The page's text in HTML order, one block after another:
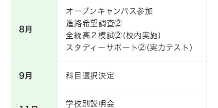
8月
オープンキャンパス参加
進路希望調査②
全統高２模試②(校内実施)
スタディーサポート②(実力テスト)
9月 科目選択決定
学校別説明会